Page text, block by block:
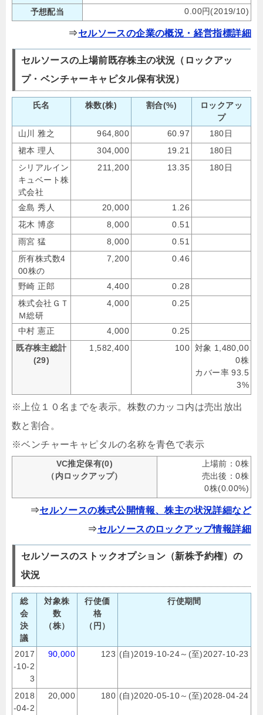
予想配当
0.00円(2019/10)
⇒セルソースの企業の概況・経営指標詳細
セルソースの上場前既存株主の状況（ロックアッ
プ・ベンチャーキャピタル保有状況）
氏名 株数(株) 割合(%)
ロックアッ
プ
山川 雅之
964,800 60.97
180日
裙本 理人
304,000 19.21
180日
シリアルイン
キュベート株
式会社
211,200 13.35 180日
金島 秀人 20,000
1.26
花木 博彦
8,000
0.51
雨宮 猛
8,000
0.51
所有株式数4
00株の
7,200 0.46
野崎 正郎 4,400
0.28
株式会社ＧＴ
Ｍ総研
4,000 0.25
中村 憲正 4,000
0.25
既存株主総計
(29)
1,582,400 100 対象 1,480,00
0株
カバー率 93.5
3%
※上位１０名までを表示。株数のカッコ内は売出放出
数と割合。
※ベンチャーキャピタルの名称を青色で表示
VC推定保有(0)
（内ロックアップ）
上場前：0株
売出後：0株
0株(0.00%)
⇒セルソースの株式公開情報、株主の状況詳細など
⇒セルソースのロックアップ情報詳細
セルソースのストックオプション（新株予約権）の
状況
総
会
決
議
対象株
数
（株）
行使価
格
（円）
行使期間
2017
-10-2
3
90,000 123 (自)2019-10-24～(至)2027-10-23
2018
-04-2
20,000 180 (自)2020-05-10～(至)2028-04-24